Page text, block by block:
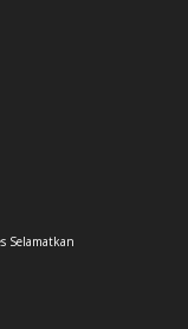
Selamatkan